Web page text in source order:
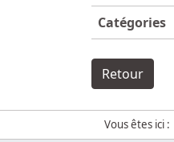
Catégories
Retour
Vous êtes ici :